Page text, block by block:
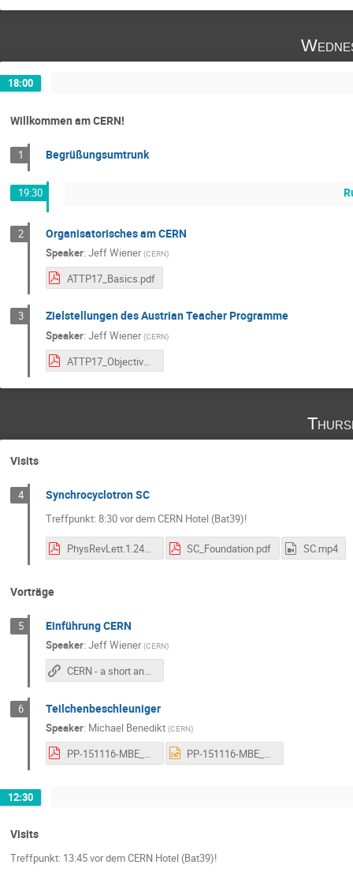
18:00
Willkommen am CERN!
1 Begrüßungsumtrunk
19:30
2 Organisatorisches am CERN
Speaker: Jeff Wiener (CERN)
ATTP17_Basics.pdf
3 Zielstellungen des Austrian Teacher Programme
Speaker: Jeff Wiener (CERN)
ATTP17_Objectives.pdf
Visits
4 Synchrocyclotron SC
Treffpunkt: 8:30 vor dem CERN Hotel (Bat39)!
PhysRevLett.1.247.pdf SC_Foundation.pdf SC.mp4
Vorträge
5 Einführung CERN
Speaker: Jeff Wiener (CERN)
CERN - a short and sweet introduction
6 Teilchenbeschleuniger
Speaker: Michael Benedikt (CERN)
PP-151116-MBE_Lehrerprogramm_Teilchenbeschleuniger.pdf PP-151116-MBE_Lehrerprogramm_Teilchenbeschleuniger.ppt
12:30
Visits
Treffpunkt: 13:45 vor dem CERN Hotel (Bat39)!